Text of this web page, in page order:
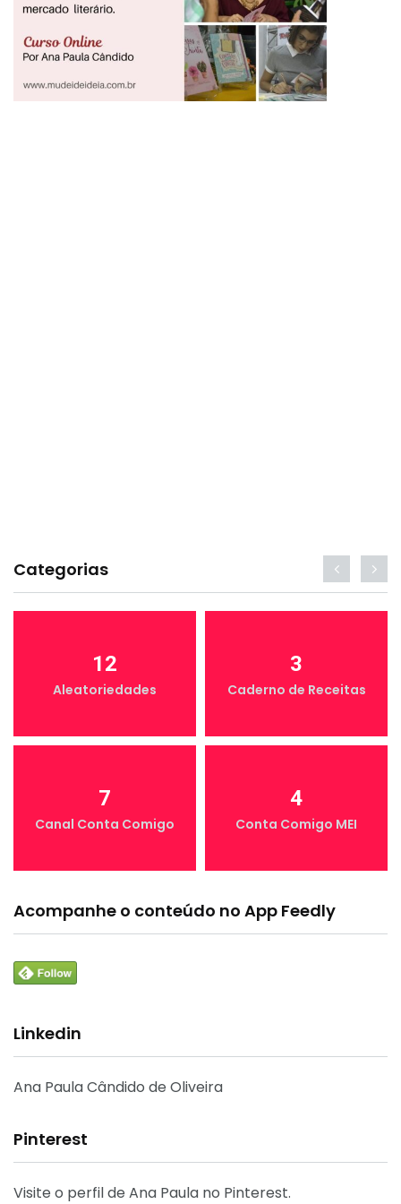
Categorias
12
Aleatoriedades
3
Caderno de Receitas
7
Canal Conta Comigo
4
Conta Comigo MEI
Acompanhe o conteúdo no App Feedly
Linkedin
Ana Paula Cândido de Oliveira
Pinterest
Visite o perfil de Ana Paula no Pinterest.